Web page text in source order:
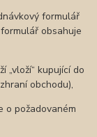
formulář
obsahuje
kupující do
obchodu),
požadovaném